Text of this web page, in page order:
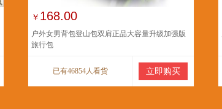
￥ 168.00
户外女男背包登山包双肩正品大容量升级加强版
旅行包
已有46854人看货 立即购买